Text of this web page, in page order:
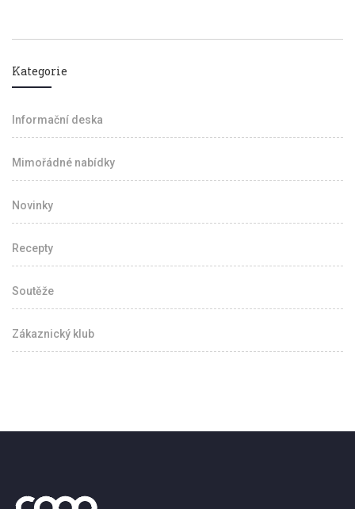
Kategorie
Informační deska
Mimořádné nabídky
Novinky
Recepty
Soutěže
Zákaznický klub